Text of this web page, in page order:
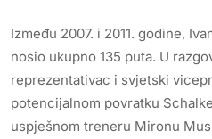
Između 2007. i 2011. godine,
nosio ukupno 135 puta. U
reprezentativac i svjetski
potencijalnom povratku
uspješnom treneru Mironu